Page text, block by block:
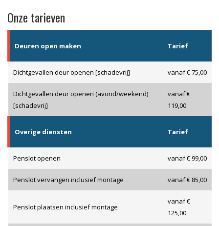
Onze tarieven
Deuren open maken Tarief
Dichtgevallen deur openen [schadevrij] vanaf € 75,00
Dichtgevallen deur openen (avond/weekend)
[schadevrij]
vanaf €
119,00
Overige diensten Tarief
Penslot openen vanaf € 99,00
Penslot vervangen inclusief montage vanaf € 85,00
Penslot plaatsen inclusief montage
vanaf €
125,00